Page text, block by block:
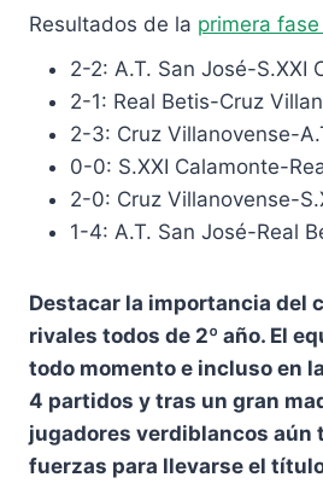
Resultados de la primera fase
2-2: A.T. San José-S.XXI
2-1: Real Betis-Cruz
2-3: Cruz Villanovense-
0-0: S.XXI Calamonte-
2-0: Cruz Villanovense-
1-4: A.T. San José-Real
Destacar la importancia del
rivales todos de 2º año. El
todo momento e incluso en
4 partidos y tras un gran
jugadores verdiblancos aún
fuerzas para llevarse el